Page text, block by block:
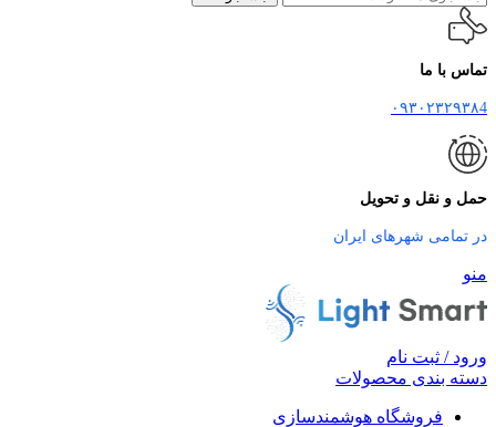
تماس با ما
۰۹۳۰۲۳۲۹۳۸4
حمل و نقل و تحویل
در تمامی شهرهای ایران
منو
ورود / ثبت نام
دسته بندی محصولات
فروشگاه هوشمندسازی